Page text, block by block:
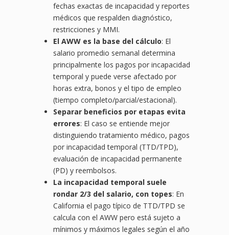
fechas exactas de incapacidad y reportes
médicos que respalden diagnóstico,
restricciones y MMI.
El AWW es la base del cálculo: El
salario promedio semanal determina
principalmente los pagos por incapacidad
temporal y puede verse afectado por
horas extra, bonos y el tipo de empleo
(tiempo completo/parcial/estacional).
Separar beneficios por etapas evita
errores: El caso se entiende mejor
distinguiendo tratamiento médico, pagos
por incapacidad temporal (TTD/TPD),
evaluación de incapacidad permanente
(PD) y reembolsos.
La incapacidad temporal suele
rondar 2/3 del salario, con topes: En
California el pago típico de TTD/TPD se
calcula con el AWW pero está sujeto a
mínimos y máximos legales según el año